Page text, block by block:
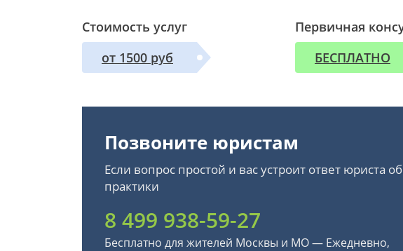
Стоимость услуг
от 1500 руб
Первичная
БЕСПЛАТНО
Позвоните юристам
Если вопрос простой и вас устроит ответ юриста
практики
8 499 938-59-27
Бесплатно для жителей Москвы и МО — Ежедневно,